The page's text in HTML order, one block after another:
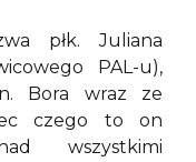
płk. Juliana
PAL-u),
Bora wraz ze
czego to on
wszystkimi